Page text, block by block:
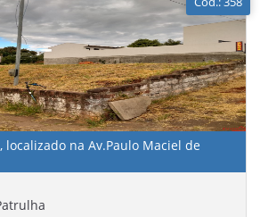
na Av.Paulo Maciel de